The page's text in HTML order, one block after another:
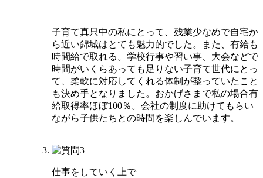
子育て真只中の私にとって、残業少なめで自宅か
ら近い錦城はとても魅力的でした。また、有給も
時間給で取れる。学校行事や習い事、大会などで
時間がいくらあっても足りない子育て世代にとっ
て、柔軟に対応してくれる体制が整っていたこと
も決め手となりました。おかげさまで私の場合有
給取得率ほぼ100％。会社の制度に助けてもらい
ながら子供たちとの時間を楽しんでいます。
仕事をしていく上で